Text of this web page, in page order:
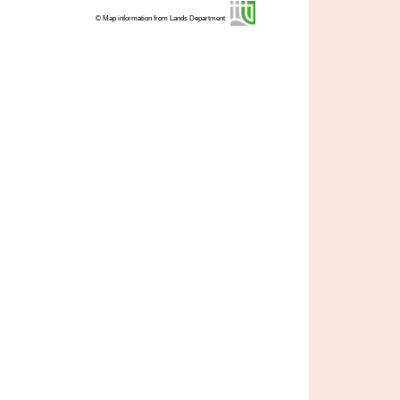
© Map information from Lands Department